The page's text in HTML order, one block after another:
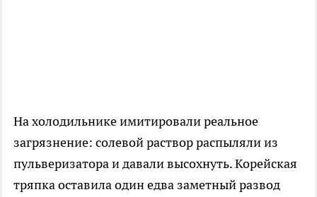
На холодильнике имитировали реальное
загрязнение: солевой раствор распыляли из
пульверизатора и давали высохнуть. Корейская
тряпка оставила один едва заметный развод